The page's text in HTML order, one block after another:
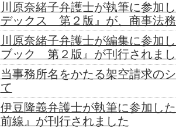
川原奈緒子弁護士が執筆に参加
デックス 第２版』が、商事法
川原奈緒子弁護士が編集に参加
ブック 第２版』が刊行されま
当事務所名をかたる架空請求の
て
伊豆隆義弁護士が執筆に参加し
前線』が刊行されました